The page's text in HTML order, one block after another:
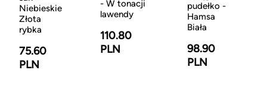
Niebieskie
Złota
rybka
75.60
PLN
- W tonacji
lawendy
110.80
PLN
pudełko -
Hamsa
Biała
98.90
PLN